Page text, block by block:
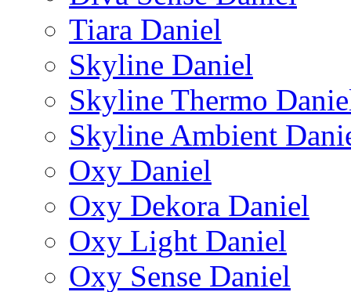
Tiara Daniel
Skyline Daniel
Skyline Thermo
Skyline Ambient
Oxy Daniel
Oxy Dekora Daniel
Oxy Light Daniel
Oxy Sense Daniel